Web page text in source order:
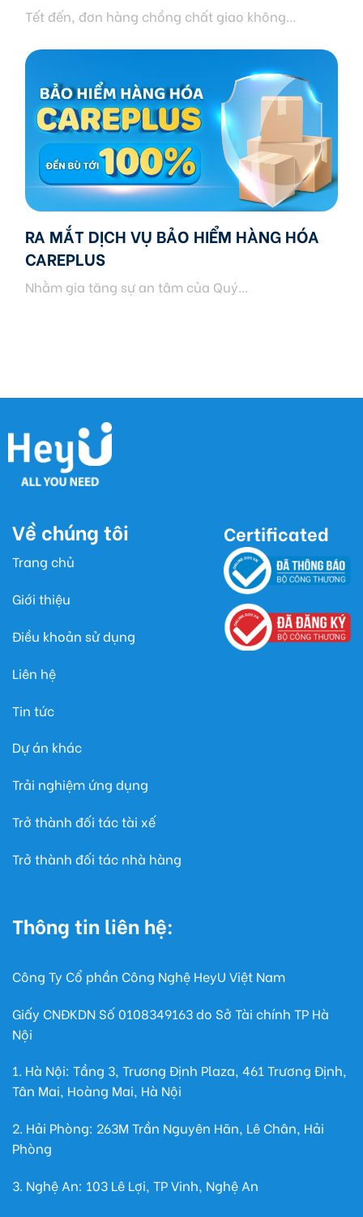
Tết đến, đơn hàng chồng chất giao không...
RA MẮT DỊCH VỤ BẢO HIỂM HÀNG HÓA
CAREPLUS
Nhằm gia tăng sự an tâm của Quý...
Về chúng tôi
Trang chủ
Giới thiệu
Điều khoản sử dụng
Liên hệ
Tin tức
Dự án khác
Trải nghiệm ứng dụng
Trở thành đối tác tài xế
Trở thành đối tác nhà hàng
Certificated
Thông tin liên hệ:
Công Ty Cổ phần Công Nghệ HeyU Việt Nam
Giấy CNĐKDN Số0108349163do Sở Tài chính TP Hà
Nội
1. Hà Nội: Tầng 3, Trương Định Plaza, 461 Trương Định,
Tân Mai, Hoàng Mai, Hà Nội
2. Hải Phòng: 263M Trần Nguyên Hãn, Lê Chân, Hải
Phòng
3. Nghệ An: 103 Lê Lợi, TP Vinh, Nghệ An